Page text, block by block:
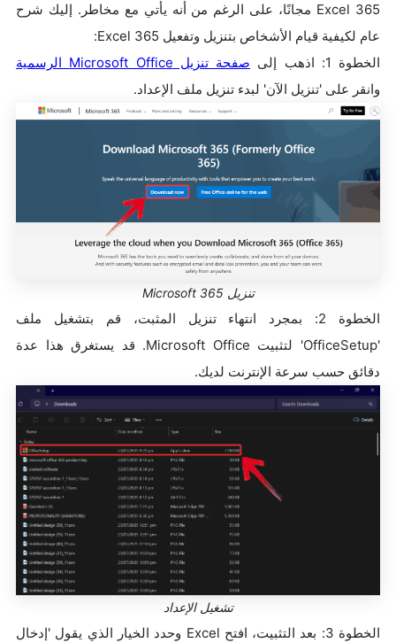
Excel 365 مجانًا، على الرغم من أنه يأتي مع مخاطر. إليك شرح
عام لكيفية قيام الأشخاص بتنزيل وتفعيل Excel 365:
الخطوة 1: اذهب إلى
صفحة تنزيل Microsoft Office الرسمية
وانقر على 'تنزيل الآن' لبدء تنزيل ملف الإعداد.
تنزيل Microsoft 365
الخطوة 2: بمجرد انتهاء تنزيل المثبت، قم بتشغيل ملف
'OfficeSetup' لتثبيت Microsoft Office. قد يستغرق هذا عدة
دقائق حسب سرعة الإنترنت لديك.
تشغيل الإعداد
الخطوة 3: بعد التثبيت، افتح Excel وحدد الخيار الذي يقول 'إدخال